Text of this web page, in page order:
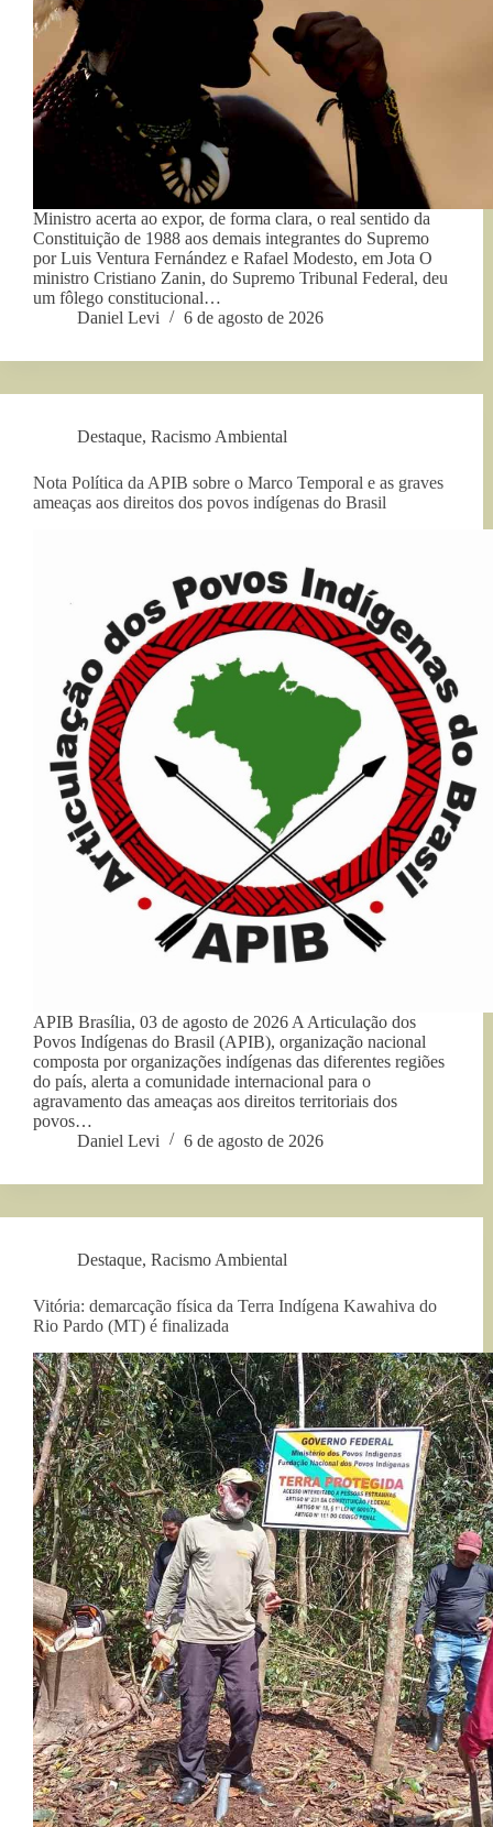
Ministro acerta ao expor, de forma clara, o real sentido da
Constituição de 1988 aos demais integrantes do Supremo
por Luis Ventura Fernández e Rafael Modesto, em Jota O
ministro Cristiano Zanin, do Supremo Tribunal Federal, deu
um fôlego constitucional…
Daniel Levi
6 de agosto de 2026
Destaque, Racismo Ambiental
Nota Política da APIB sobre o Marco Temporal e as graves
ameaças aos direitos dos povos indígenas do Brasil
APIB Brasília, 03 de agosto de 2026 A Articulação dos
Povos Indígenas do Brasil (APIB), organização nacional
composta por organizações indígenas das diferentes regiões
do país, alerta a comunidade internacional para o
agravamento das ameaças aos direitos territoriais dos
povos…
Daniel Levi
6 de agosto de 2026
Destaque, Racismo Ambiental
Vitória: demarcação física da Terra Indígena Kawahiva do
Rio Pardo (MT) é finalizada